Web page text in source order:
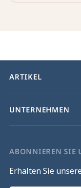
ARTIKEL
UNTERNEHMEN
ABONNIEREN SIE
Erhalten Sie